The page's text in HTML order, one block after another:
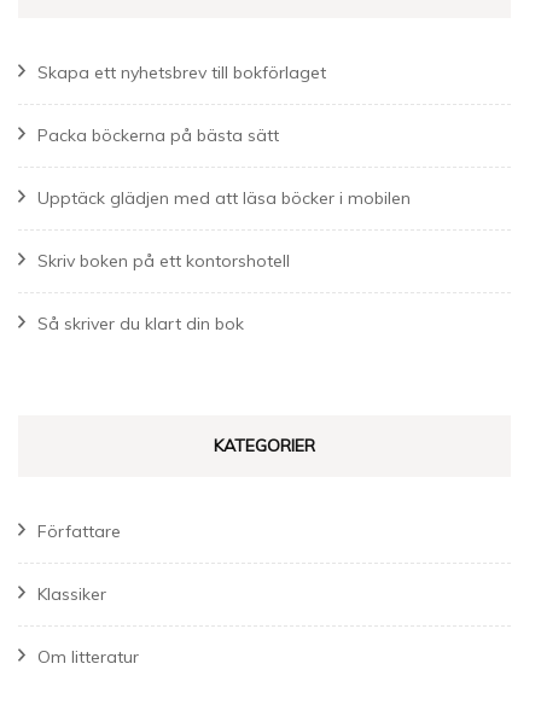
Skapa ett nyhetsbrev till bokförlaget
Packa böckerna på bästa sätt
Upptäck glädjen med att läsa böcker i mobilen
Skriv boken på ett kontorshotell
Så skriver du klart din bok
KATEGORIER
Författare
Klassiker
Om litteratur